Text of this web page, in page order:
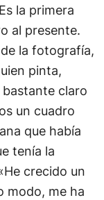
la primera
al presente.
la fotografía,
pinta,
claro
un cuadro
que había
tenía la
crecido un
modo, me ha